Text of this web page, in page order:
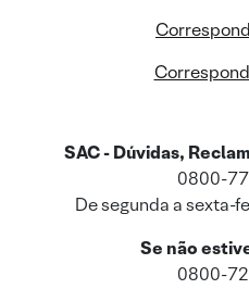
SAC - Dúvidas,
0800-
De segunda a sexta-
Se não
0800-